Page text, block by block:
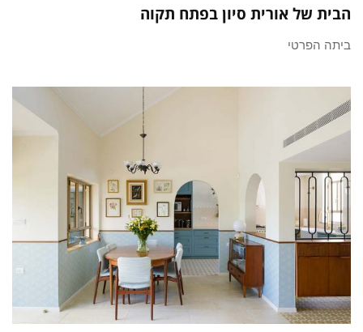
הבית של אורית סיון בפתח תקוה
ביתה הפרטי